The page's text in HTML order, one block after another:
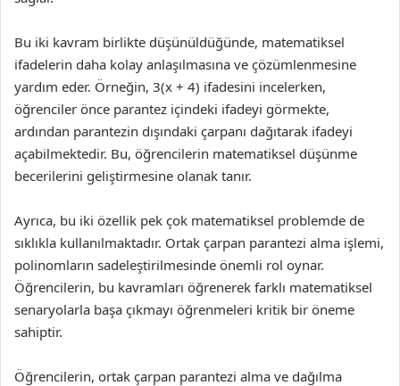
Bu iki kavram birlikte düşünüldüğünde, matematiksel
ifadelerin daha kolay anlaşılmasına ve çözümlenmesine
yardım eder. Örneğin, 3(x + 4) ifadesini incelerken,
öğrenciler önce parantez içindeki ifadeyi görmekte,
ardından parantezin dışındaki çarpanı dağıtarak ifadeyi
açabilmektedir. Bu, öğrencilerin matematiksel düşünme
becerilerini geliştirmesine olanak tanır.
Ayrıca, bu iki özellik pek çok matematiksel problemde de
sıklıkla kullanılmaktadır. Ortak çarpan parantezi alma işlemi,
polinomların sadeleştirilmesinde önemli rol oynar.
Öğrencilerin, bu kavramları öğrenerek farklı matematiksel
senaryolarla başa çıkmayı öğrenmeleri kritik bir öneme
sahiptir.
Öğrencilerin, ortak çarpan parantezi alma ve dağılma